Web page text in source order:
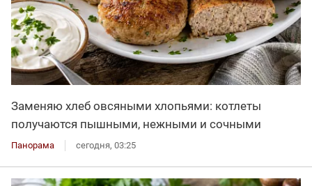
Заменяю хлеб овсяными хлопьями: котлеты
получаются пышными, нежными и сочными
Панорама сегодня, 03:25